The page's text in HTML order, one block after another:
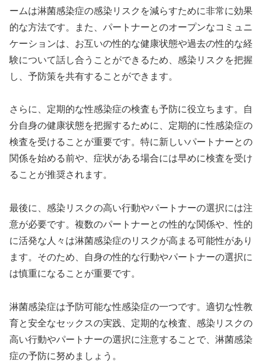
ームは淋菌感染症の感染リスクを減らすために非常に効果
的な方法です。また、パートナーとのオープンなコミュニ
ケーションは、お互いの性的な健康状態や過去の性的な経
験について話し合うことができるため、感染リスクを把握
し、予防策を共有することができます。
さらに、定期的な性感染症の検査も予防に役立ちます。自
分自身の健康状態を把握するために、定期的に性感染症の
検査を受けることが重要です。特に新しいパートナーとの
関係を始める前や、症状がある場合には早めに検査を受け
ることが推奨されます。
最後に、感染リスクの高い行動やパートナーの選択には注
意が必要です。複数のパートナーとの性的な関係や、性的
に活発な人々は淋菌感染症のリスクが高まる可能性があり
ます。そのため、自身の性的な行動やパートナーの選択に
は慎重になることが重要です。
淋菌感染症は予防可能な性感染症の一つです。適切な性教
育と安全なセックスの実践、定期的な検査、感染リスクの
高い行動やパートナーの選択に注意することで、淋菌感染
症の予防に努めましょう。